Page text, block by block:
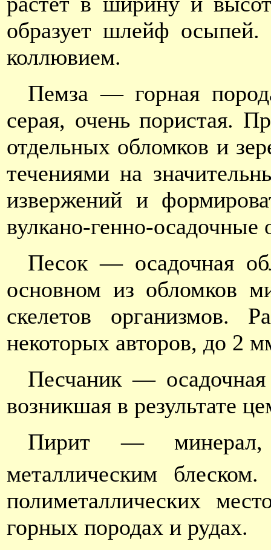
образует шлейф осыпей.
коллювием.
Пемза — горная
серая, очень пористая.
отдельных обломков и
течениями на
извержений и
вулкано-генно-осадочные
Песок — осадочная
основном из обломков
скелетов
некоторых авторов, до 2
Песчаник — осадочная
возникшая в результате
Пирит —
металлическим
полиметаллических
горных породах и рудах.